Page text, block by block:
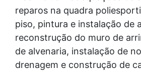
reparos na quadra
piso, pintura e instalação de
reconstrução do muro de
de alvenaria, instalação de
drenagem e construção de